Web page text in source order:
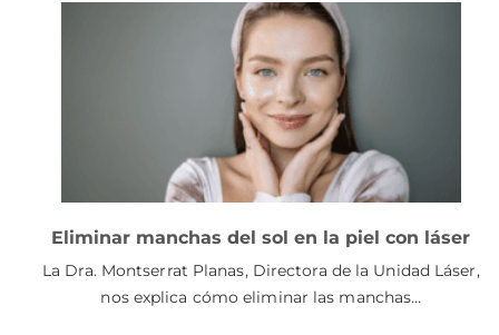
Eliminar manchas del sol en la piel con láser
La Dra. Montserrat Planas, Directora de la Unidad Láser,
nos explica cómo eliminar las manchas…